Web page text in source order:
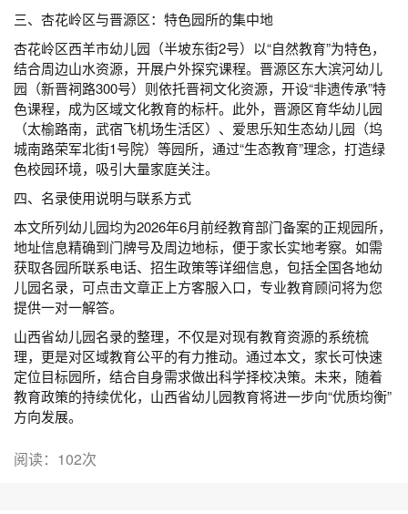
三、杏花岭区与晋源区：特色园所的集中地
杏花岭区西羊市幼儿园（半坡东街2号）以“自然教育”为特色，
结合周边山水资源，开展户外探究课程。晋源区东大滨河幼儿
园（新晋祠路300号）则依托晋祠文化资源，开设“非遗传承”特
色课程，成为区域文化教育的标杆。此外，晋源区育华幼儿园
（太榆路南，武宿飞机场生活区）、爱思乐知生态幼儿园（坞
城南路荣军北街1号院）等园所，通过“生态教育”理念，打造绿
色校园环境，吸引大量家庭关注。
四、名录使用说明与联系方式
本文所列幼儿园均为2026年6月前经教育部门备案的正规园所，
地址信息精确到门牌号及周边地标，便于家长实地考察。如需
获取各园所联系电话、招生政策等详细信息，包括全国各地幼
儿园名录，可点击文章正上方客服入口，专业教育顾问将为您
提供一对一解答。
山西省幼儿园名录的整理，不仅是对现有教育资源的系统梳
理，更是对区域教育公平的有力推动。通过本文，家长可快速
定位目标园所，结合自身需求做出科学择校决策。未来，随着
教育政策的持续优化，山西省幼儿园教育将进一步向“优质均衡”
方向发展。
阅读：102次